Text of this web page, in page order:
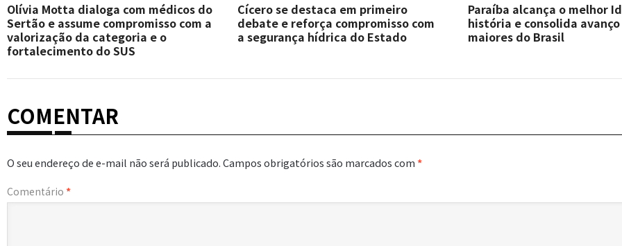
Olívia Motta dialoga com médicos do
Sertão e assume compromisso com a
valorização da categoria e o
fortalecimento do SUS
Cícero se destaca em primeiro
debate e reforça compromisso com
a segurança hídrica do Estado
Paraíba alcança o melhor
história e consolida
maiores do Brasil
COMENTAR
O seu endereço de e-mail não será publicado.Campos obrigatórios são marcados com*
Comentário *